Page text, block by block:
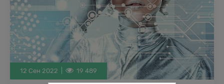
12 Сен 2022 | 19 489